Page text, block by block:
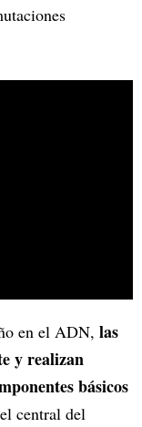
en el ADN, las
y realizan
básicos
central del